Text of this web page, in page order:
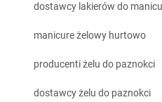
dostawcy lakierów do
manicure żelowy hurtowo
producenti żelu do paznokci
dostawcy żelu do paznokci